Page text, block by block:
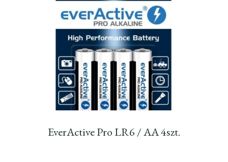
EverActive Pro LR6 / AA 4szt.